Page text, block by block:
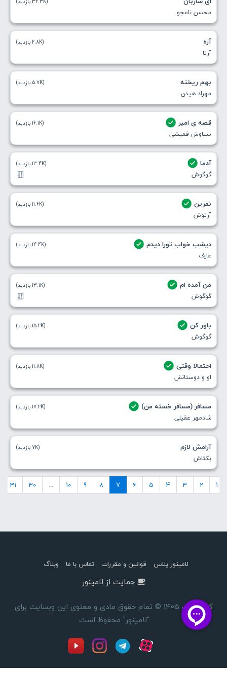
محسن نامجو
آره
آرتا
(2.8K بازدید)
بهم ریخته
مهراد هیدن
(5.7K بازدید)
قصه ی امير
سیاوش قمیشی
(16.1K بازدید)
آدما
گوگوش
(13.4K بازدید)
نفرین
آرتوش
(11.6K بازدید)
دیشب خواب تورا دیدم
عارف
(14.4K بازدید)
من آمده ام
گوگوش
(13.1K بازدید)
باور کن
گوگوش
(15.2K بازدید)
احتمالا وقتی
او و دوستانش
(11.8K بازدید)
مسافر (مسافر خسته من)
شادمهر عقیلی
(17.2K بازدید)
آرامش لازم
بکتاش
(7K بازدید)
1
2
3
4
5
6
7
8
9
10
...
30
31
لامینور پلاس قوانین و مقررات تماس با ما وبلاگ
حمایت از لامینور
کپی رایت 1405 © تمام حقوق مادی و معنوی این وبسایت برای
"لامینور" محفوظ است.